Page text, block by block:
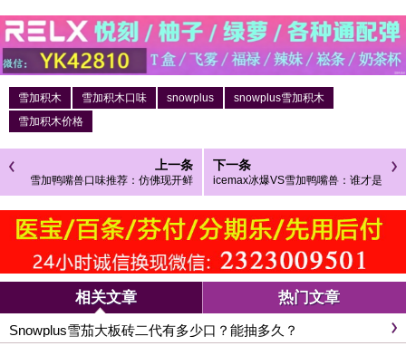
雪加积木 雪加积木口味 snowplus
snowplus雪加积木
雪加积木价格
上一条
雪加鸭嘴兽口味推荐：仿佛现开鲜
下一条
icemax冰爆VS雪加鸭嘴兽：谁才是
相关文章 热门文章
Snowplus雪茄大板砖二代有多少口？能抽多久？